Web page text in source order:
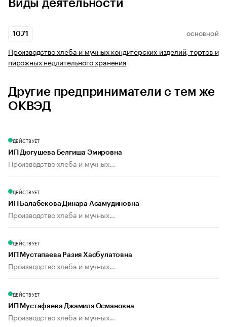
Виды деятельности
10.71 ОСНОВНОЙ
Производство хлеба и мучных кондитерских изделий, тортов и
пирожных недлительного хранения
Другие предприниматели с тем же
ОКВЭД
ДЕЙСТВУЕТ
ИП Дюгушева Белгиша Эмировна
Производство хлеба и мучных...
ДЕЙСТВУЕТ
ИП Балабекова Динара Асамудиновна
Производство хлеба и мучных...
ДЕЙСТВУЕТ
ИП Мустапаева Разия Хасбулатовна
Производство хлеба и мучных...
ДЕЙСТВУЕТ
ИП Мустафаева Джамиля Османовна
Производство хлеба и мучных...